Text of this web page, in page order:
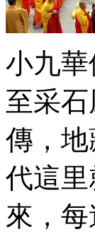
小九
至采
傳，
代這
來，